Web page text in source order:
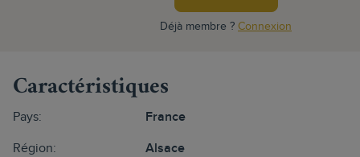
Déjà membre ? Connexion
Caractéristiques
Pays: France
Région: Alsace